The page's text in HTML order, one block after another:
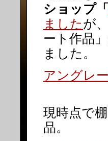
ショップ「
ましたが
ート作品
ました。
アングレ
現時点で
品。